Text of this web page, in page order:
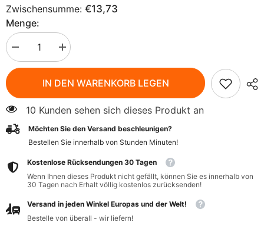
Zwischensumme: €13,73
Menge:
verringern
für
MG
100
Kapseln
von
SWANSON
Menge
erhöhen
für
Guarana
500
Kapseln
SWANSON
IN DEN WARENKORB LEGEN
10 Kunden sehen sich dieses Produkt an
Möchten Sie den Versand beschleunigen?
Bestellen Sie innerhalb von Stunden Minuten!
Kostenlose Rücksendungen 30 Tagen
Wenn Ihnen dieses Produkt nicht gefällt, können Sie es innerhalb von
30 Tagen nach Erhalt völlig kostenlos zurücksenden!
Versand in jeden Winkel Europas und der Welt!
Bestelle von überall - wir liefern!